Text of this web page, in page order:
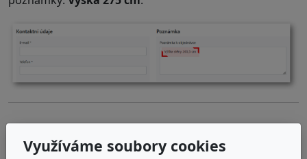
.
Na míru vyrobenou
Využíváme soubory cookies